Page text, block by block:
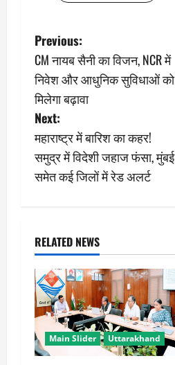
P
o
s
t
n
a
i
g
a
t
Previous:
CM नायब सैनी का विजन, NCR में
निवेश और आधुनिक सुविधाओं को
मिलेगा बढ़ावा
Next:
महाराष्ट्र में बारिश का कहर!
समुद्र में विदेशी जहाज फंसा, मुंबई
समेत कई जिलों में रेड अलर्ट
RELATED NEWS
Main Slider Uttarakhand